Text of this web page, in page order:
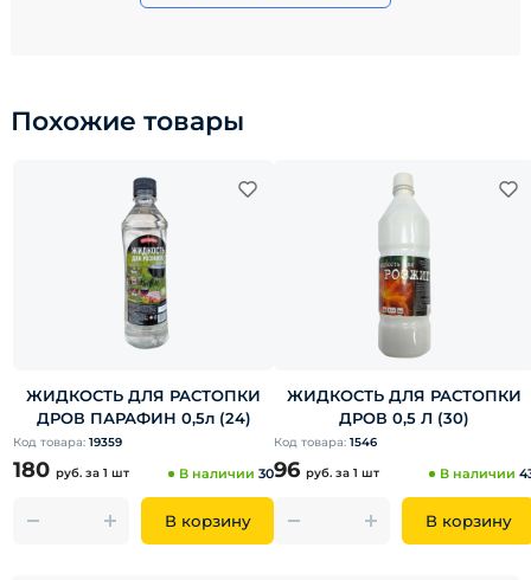
Похожие товары
ЖИДКОСТЬ ДЛЯ РАСТОПКИ
ДРОВ ПАРАФИН 0,5л (24)
Код товара: 19359
180 руб. за 1 шт В наличии 30
В корзину
ЖИДКОСТЬ ДЛЯ РАСТОПКИ
ДРОВ 0,5 Л (30)
Код товара: 1546
96 руб. за 1 шт В наличии
В корзину